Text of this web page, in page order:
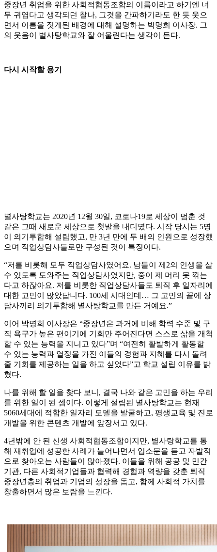
중장년 취업을 위한 사회적협동조합의 이름이라고 하기엔 너
무 귀엽다고 생각되던 찰나, 그것을 간파하기라도 한 듯 웃으
면서 이름을 짓게된 배경에 대해 설명하는 박명희 이사장. 그
의 웃음이 별사탕학교와 잘 어울린다는 생각이 든다.
다시 시작할 용기
별사탕학교는 2020년 12월 30일, 코로나19로 세상이 멈춘 것
같은 그때 새로운 세상으로 첫발을 내디뎠다. 시작 당시는 5명
이 의기투합해 설립했고, 만 3년 만에 두 배의 인원으로 성장했
으며 직업상담사들로만 구성된 것이 특징이다.
“저를 비롯해 모두 직업상담사였어요. 남들이 제2의 인생을 살
수 있도록 도와주는 직업상담사였지만, 중이 제 머리 못 깎는
다고 하잖아요. 저를 비롯한 직업상담사들도 퇴직 후 일자리에
대한 고민이 많았답니다. 100세 시대인데… 그 고민의 끝에 상
담사끼리 의기투합해 별사탕학교를 만든 거예요.”
이어 박명희 이사장은 “중장년은 과거에 비해 학력 수준 및 구
직 욕구가 높은 편이기에 기회만 주어진다면 스스로 삶을 개척
할 수 있는 능력을 지니고 있다”며 “여전히 활발하게 활동할
수 있는 능력과 열정을 가진 이들의 경험과 지혜를 다시 돌려
줄 기회를 제공하는 일을 하고 싶었다”고 학교 설립 이유를 밝
혔다.
나를 위해 할 일을 찾다 보니, 결국 나와 같은 고민을 하는 우리
를 위한 일이 된 셈이다. 이렇게 설립된 별사탕학교는 현재
5060세대에 적합한 일자리 모델을 발굴하고, 평생교육 및 진로
개발을 위한 콘텐츠 개발에 앞장서고 있다.
4년밖에 안 된 신생 사회적협동조합이지만, 별사탕학교를 통
해 재취업에 성공한 사례가 늘어나면서 입소문을 듣고 자발적
으로 찾아오는 사람들이 많아졌다. 이들을 위해 공공 및 민간
기관, 다른 사회적기업들과 협력해 경험과 역량을 갖춘 퇴직
중장년층의 취업과 기업의 성장을 돕고, 함께 사회적 가치를
창출하면서 많은 보람을 느낀다.